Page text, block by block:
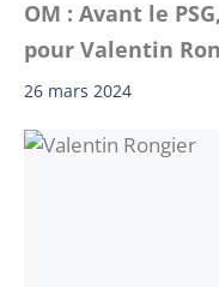
OM : Avant le
pour Valentin
26 mars 2024